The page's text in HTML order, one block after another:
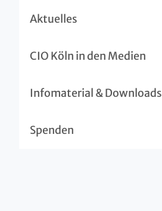
Aktuelles
CIO Köln in den Medien
Infomaterial & Downloads
Spenden